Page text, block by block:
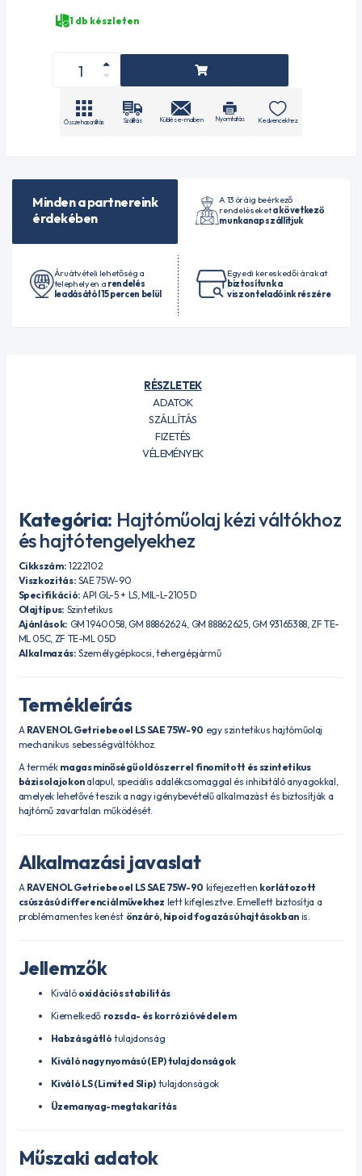
1 db készleten
Összehasonlítás Szállítás Küldés e-mailben Nyomtatás Kedvencekhez
Minden a partnereink
érdekében
A 13 óráig beérkező
rendeléseketa következő
munkanap szállítjuk
Áruátvételi lehetőség a
telephelyen a rendelés
leadásától 15 percen belül
Egyedi kereskedői árakat
biztosítunk a
viszonteladóink részére
RÉSZLETEK
ADATOK
SZÁLLÍTÁS
FIZETÉS
VÉLEMÉNYEK
Kategória: Hajtóműolaj kézi váltókhoz
és hajtótengelyekhez
Cikkszám: 1222102
Viszkozitás: SAE 75W-90
Specifikáció: API GL-5 + LS, MIL-L-2105 D
Olajtípus: Szintetikus
Ajánlások: GM 1940058, GM 88862624, GM 88862625, GM 93165388, ZF TE-
ML 05C, ZF TE-ML 05D
Alkalmazás: Személygépkocsi, tehergépjármű
Termékleírás
A RAVENOL Getriebeoel LS SAE 75W-90 egy szintetikus hajtóműolaj
mechanikus sebességváltókhoz.
A termék magas minőségű oldószerrel finomított és szintetikus
bázisolajokonalapul, speciális adalékcsomaggal és inhibitáló anyagokkal,
amelyek lehetővé teszik a nagy igénybevételű alkalmazást és biztosítják a
hajtómű zavartalan működését.
Alkalmazási javaslat
A RAVENOL Getriebeoel LS SAE 75W-90 kifejezetten korlátozott
csúszású differenciálművekhez lett kifejlesztve. Emellett biztosítja a
problémamentes kenést önzáró, hipoid fogazású hajtásokban is.
Jellemzők
Kiváló oxidációs stabilitás
Kiemelkedő rozsda- és korrózióvédelem
Habzásgátló tulajdonság
Kiváló nagy nyomású (EP) tulajdonságok
Kiváló LS (Limited Slip)tulajdonságok
Üzemanyag-megtakarítás
Műszaki adatok